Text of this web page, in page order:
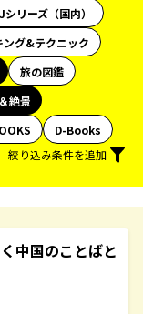
リーズ（国内）
ング&テクニック
旅の図鑑
絶景
D-Books
絞り込み条件を追加
中国のことばと